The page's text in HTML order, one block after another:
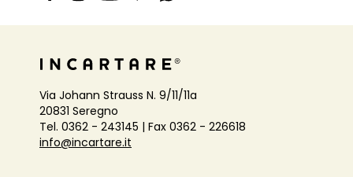
Via Johann Strauss N. 9/11/11a
20831 Seregno
Tel. 0362 - 243145 | Fax 0362 - 226618
info@incartare.it